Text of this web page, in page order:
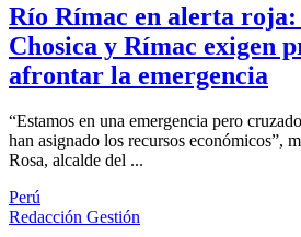
Río Rímac en alerta roja:
Chosica y Rímac exigen
afrontar la emergencia
“Estamos en una emergencia pero
han asignado los recursos económicos”,
Rosa, alcalde del ...
Perú
Redacción Gestión